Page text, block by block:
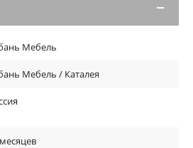
Мебель
Мебель / Каталея